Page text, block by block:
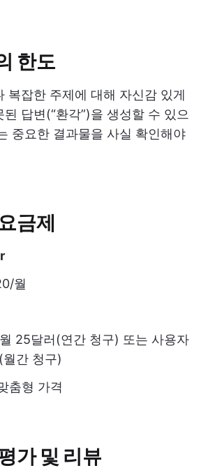
한도
복잡한 주제에 대해 자신감 있게
답변(“환각”)을 생성할 수 있으
중요한 결과물을 사실 확인해야
금제
월
25달러(연간 청구) 또는 사용자
간 청구)
춤형 가격
가 및 리뷰